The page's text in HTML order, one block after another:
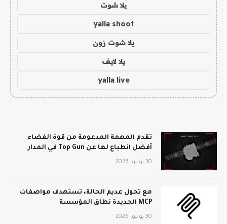
يلا شوت
yalla shoot
يلا شوت زون
يلا لايف
yalla live
تقدم المهمة المدعومة من قوة الفضاء
أفضل انطباع لها عن Top Gun في المدار
30 يوليو، 2026
مع تحول عديم الحالة، تستهدف مواصفات
MCP الجديدة نطاق المؤسسة
30 يوليو، 2026